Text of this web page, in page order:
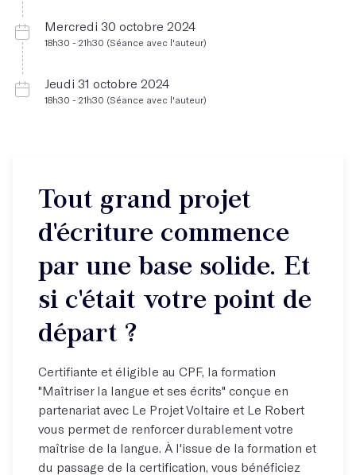
Mercredi 30 octobre 2024
18h30 - 21h30 (Séance avec l'auteur)
Jeudi 31 octobre 2024
18h30 - 21h30 (Séance avec l'auteur)
Tout grand projet
d'écriture commence
par une base solide. Et
si c'était votre point de
départ ?
Certifiante et éligible au CPF, la formation
"Maîtriser la langue et ses écrits" conçue en
partenariat avec Le Projet Voltaire et Le Robert
vous permet de renforcer durablement votre
maîtrise de la langue. À l'issue de la formation et
du passage de la certification, vous bénéficiez